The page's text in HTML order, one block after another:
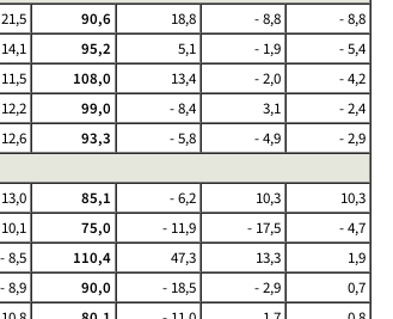
90,6 18,8 - 8,8
- 8,8
95,2 5,1 - 1,9
- 5,4
108,0 13,4 - 2,0
- 4,2
99,0 - 8,4 3,1
- 2,4
93,3 - 5,8 - 4,9
- 2,9
85,1 - 6,2 10,3
10,3
75,0 - 11,9 - 17,5
- 4,7
- 8,5 110,4 47,3 13,3
1,9
- 8,9 90,0 - 18,5 - 2,9
0,7